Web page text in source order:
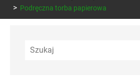
Podręczna torba papierowa